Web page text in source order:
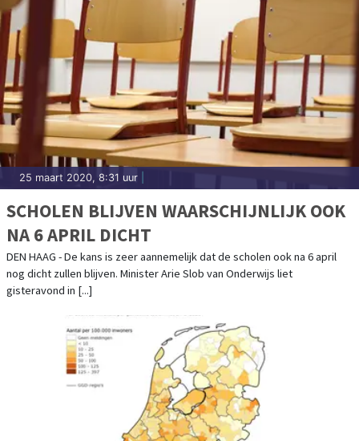
25 maart 2020, 8:31 uur
SCHOLEN BLIJVEN WAARSCHIJNLIJK OOK
NA 6 APRIL DICHT
DEN HAAG - De kans is zeer aannemelijk dat de scholen ook na 6 april
nog dicht zullen blijven. Minister Arie Slob van Onderwijs liet
gisteravond in [...]